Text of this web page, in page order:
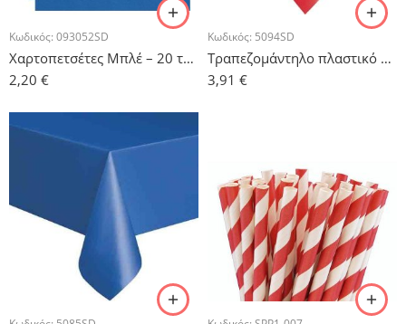
Κωδικός: 093052SD
Χαρτοπετσέτες Μπλέ – 20 τμχ.
2,20 €
Κωδικός: 5094SD
Τραπεζομάντηλο πλαστικό Κόκκινο 1.37m x 2.74m
3,91 €